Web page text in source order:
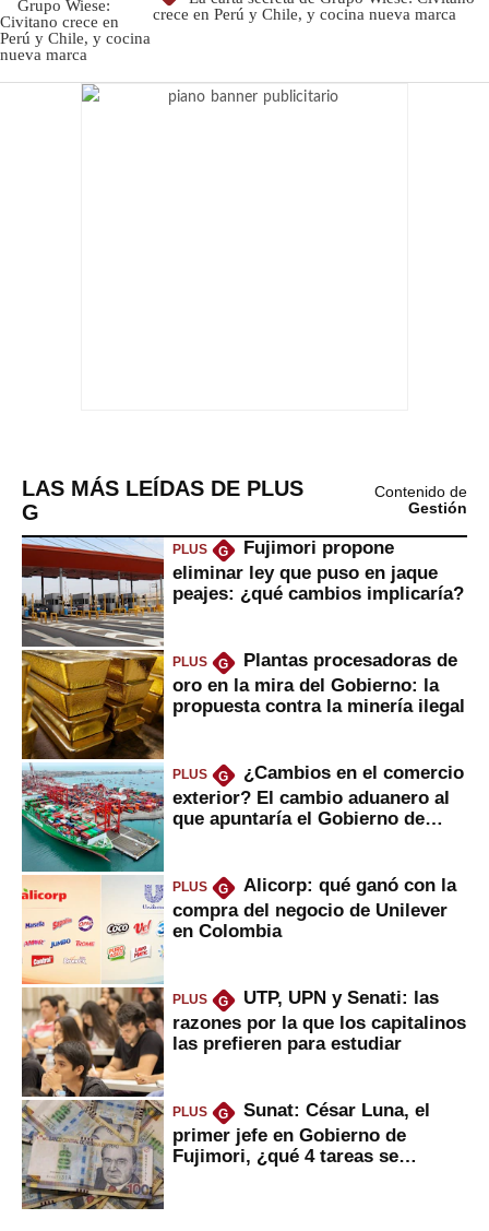
crece en Perú y Chile, y cocina nueva marca
LAS MÁS LEÍDAS DE PLUS
G
Contenido de
Gestión
PLUS G
Fujimori propone
eliminar ley que puso en jaque
peajes: ¿qué cambios implicaría?
PLUS G
Plantas procesadoras de
oro en la mira del Gobierno: la
propuesta contra la minería ilegal
PLUS G
¿Cambios en el comercio
exterior? El cambio aduanero al
que apuntaría el Gobierno de
PLUS G
Alicorp: qué ganó con la
compra del negocio de Unilever
en Colombia
PLUS G
UTP, UPN y Senati: las
razones por la que los capitalinos
las prefieren para estudiar
PLUS G
Sunat: César Luna, el
primer jefe en Gobierno de
Fujimori, ¿qué 4 tareas se